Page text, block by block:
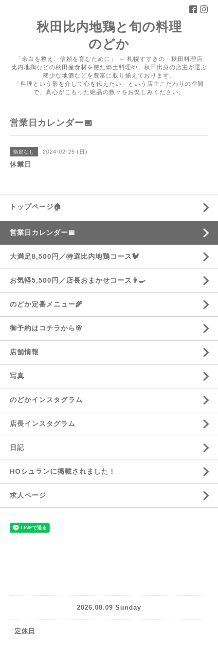
秋田比内地鶏と旬の料理
のどか
「余白を整え、信頼を育むために」 ～ 札幌すすきの・秋田料理店
比内地鶏などの秋田産食材を使た郷土料理や、秋田出身の店主が選ぶ
稀少な地酒などを豊富に取り揃えております。
「料理という形を介して心を伝えたい」という店主こだわりの空間
で、真心がこもった絶品の数々をお楽しみください。
営業日カレンダー📅
指定なし 2024-02-25 (日)
休業日
トップページ🏠
営業日カレンダー📅
大満足8,500円／特選比内地鶏コース🐓
お気軽5,500円／店長おまかせコース👨‍🍳
のどか定番メニュー🌾
御予約はコチラから🌸
店舗情報
写真
のどかインスタグラム
店長インスタグラム
日記
HOシュランに掲載されました！
求人ページ
2026.08.09 Sunday
定休日